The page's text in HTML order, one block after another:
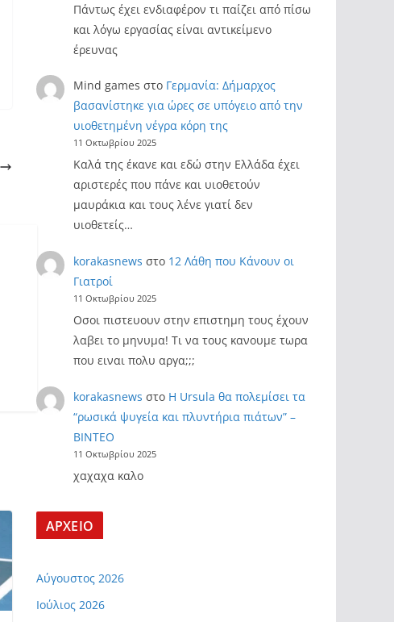
Πάντως έχει ενδιαφέρον τι παίζει από πίσω
και λόγω εργασίας είναι αντικείμενο
έρευνας
Mind games στο Γερμανία: Δήμαρχος
βασανίστηκε για ώρες σε υπόγειο από την
υιοθετημένη νέγρα κόρη της
11 Οκτωβρίου 2025
Καλά της έκανε και εδώ στην Ελλάδα έχει
αριστερές που πάνε και υιοθετούν
μαυράκια και τους λένε γιατί δεν
υιοθετείς…
korakasnews στο 12 Λάθη που Κάνουν οι
Γιατροί
11 Οκτωβρίου 2025
Οσοι πιστευουν στην επιστημη τους έχουν
λαβει το μηνυμα! Τι να τους κανουμε τωρα
που ειναι πολυ αργα;;;
korakasnews στο Η Ursula θα πολεμίσει τα
“ρωσικά ψυγεία και πλυντήρια πιάτων” –
ΒΙΝΤΕΟ
11 Οκτωβρίου 2025
χαχαχα καλο
ΑΡΧΕΙΟ
Αύγουστος 2026
Ιούλιος 2026